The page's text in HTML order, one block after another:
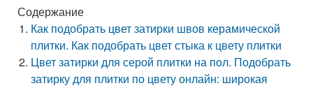
Содержание
Как подобрать цвет затирки швов керамической
плитки. Как подобрать цвет стыка к цвету плитки
Цвет затирки для серой плитки на пол. Подобрать
затирку для плитки по цвету онлайн: широкая